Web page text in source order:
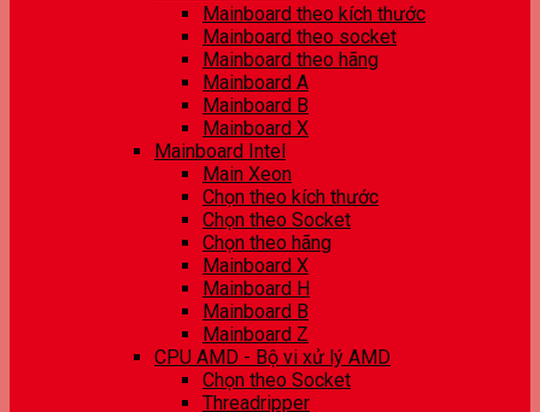
Mainboard theo kích thước
Mainboard theo socket
Mainboard theo hãng
Mainboard A
Mainboard B
Mainboard X
Mainboard Intel
Main Xeon
Chọn theo kích thước
Chọn theo Socket
Chọn theo hãng
Mainboard X
Mainboard H
Mainboard B
Mainboard Z
CPU AMD - Bộ vi xử lý AMD
Chọn theo Socket
Threadripper